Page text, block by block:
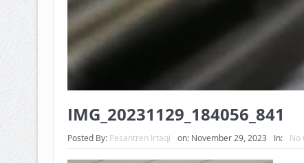
IMG_20231129_184056_841
Posted By: Pesantren Irtaqi on: November 29, 2023 In: No